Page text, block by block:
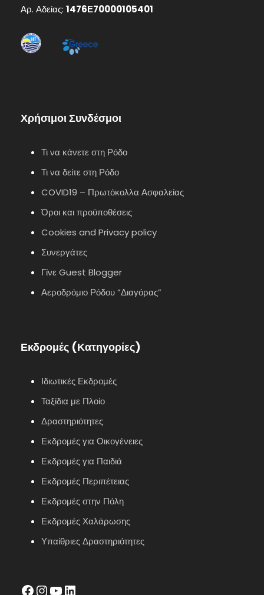
Αρ. Αδείας: 1476Ε70000105401
Χρήσιμοι Συνδέσμοι
Τι να κάνετε στη Ρόδο
Τι να δείτε στη Ρόδο
COVID19 – Πρωτόκολλα Ασφαλείας
Όροι και προϋποθέσεις
Cookies and Privacy policy
Συνεργάτες
Γίνε Guest Blogger
Αεροδρόμιο Ρόδου ”Διαγόρας”
Εκδρομές (Κατηγορίες)
Ιδιωτικές Εκδρομές
Ταξίδια με Πλοίο
Δραστηριότητες
Εκδρομές για Οικογένειες
Εκδρομές για Παιδιά
Εκδρομές Περιπέτειας
Εκδρομές στην Πόλη
Εκδρομές Χαλάρωσης
Υπαίθριες Δραστηριότητες
facebook InstagramYouTube LinkedIn